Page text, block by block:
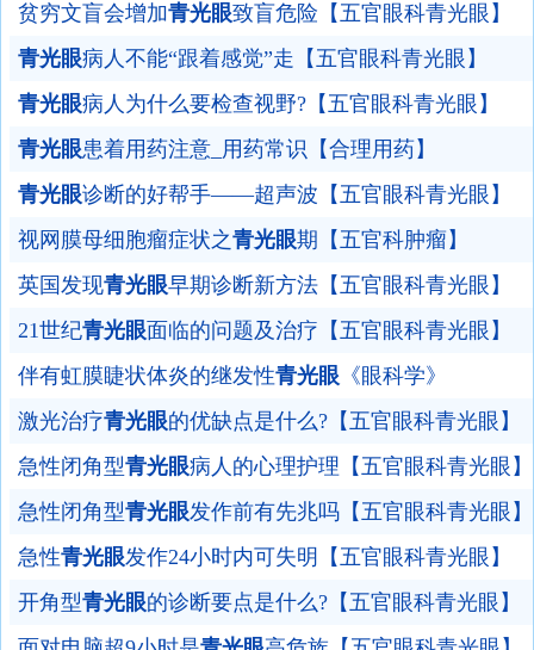
贫穷文盲会增加青光眼致盲危险【五官眼科青光眼】
青光眼病人不能“跟着感觉”走【五官眼科青光眼】
青光眼病人为什么要检查视野?【五官眼科青光眼】
青光眼患着用药注意_用药常识【合理用药】
青光眼诊断的好帮手——超声波【五官眼科青光眼】
视网膜母细胞瘤症状之青光眼期【五官科肿瘤】
英国发现青光眼早期诊断新方法【五官眼科青光眼】
21世纪青光眼面临的问题及治疗【五官眼科青光眼】
伴有虹膜睫状体炎的继发性青光眼 《眼科学》
激光治疗青光眼的优缺点是什么?【五官眼科青光眼】
急性闭角型青光眼病人的心理护理【五官眼科青光眼】
急性闭角型青光眼发作前有先兆吗【五官眼科青光眼】
急性青光眼发作24小时内可失明【五官眼科青光眼】
开角型青光眼的诊断要点是什么?【五官眼科青光眼】